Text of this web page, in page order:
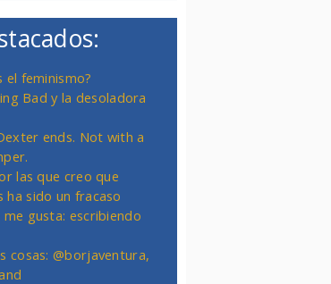
el feminismo?
Bad y la desoladora
ends. Not with a
las que creo que
ha sido un fracaso
gusta: escribiendo
cosas: @borjaventura,